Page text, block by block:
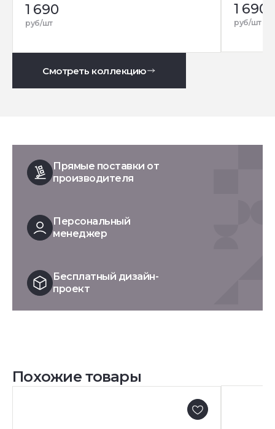
1 690
руб/шт
1 690
руб/шт
Смотреть коллекцию
Прямые поставки от
производителя
Персональный
менеджер
Бесплатный дизайн-
проект
Похожие товары